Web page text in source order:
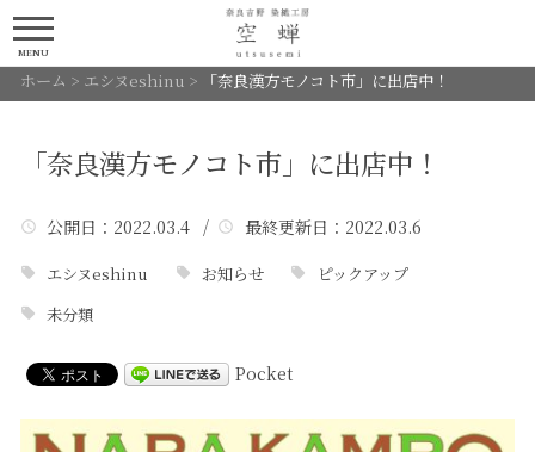
MENU
ホーム > エシヌeshinu > 「奈良漢方モノコト市」に出店中！
「奈良漢方モノコト市」に出店中！
公開日 ：2022.03.4 / 最終更新日 ：2022.03.6
エシヌeshinu お知らせ
ピックアップ
未分類
Pocket